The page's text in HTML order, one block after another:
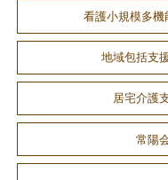
看護小規模多
地域包括支
居宅介護
常陽